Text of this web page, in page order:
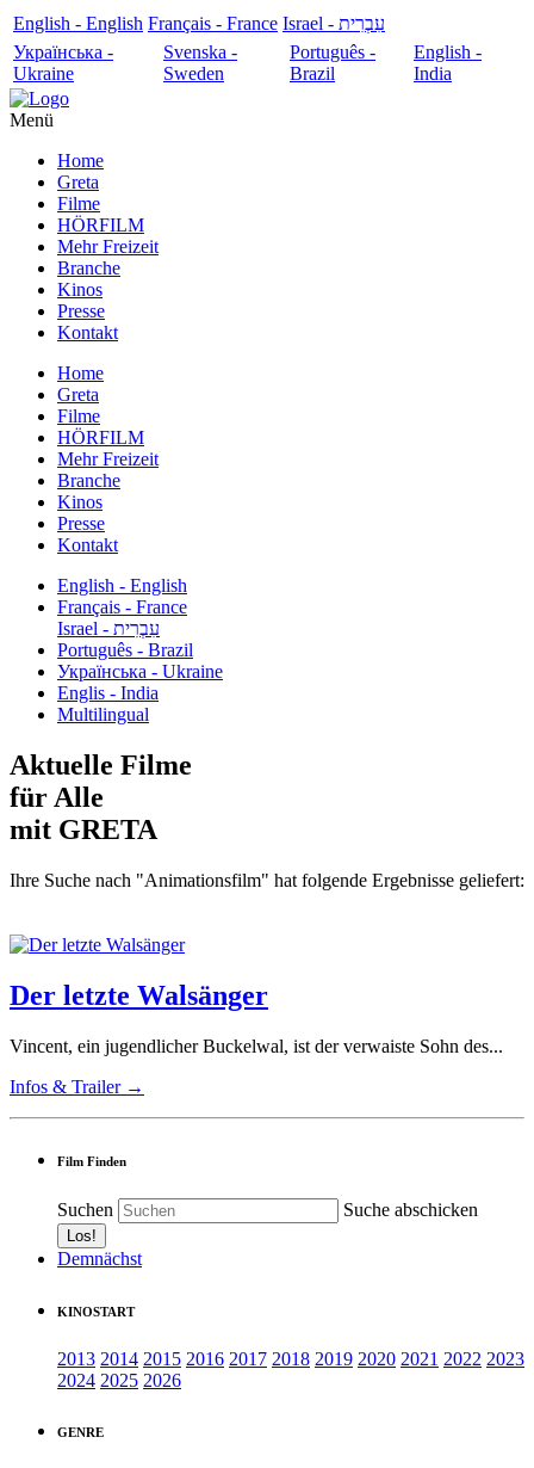
English - English Français - France
עִבְרִית - Israel
Українська -
Ukraine
Svenska -
Sweden
Português -
Brazil
English -
India
Menü
Home
Greta
Filme
HÖRFILM
Mehr Freizeit
Branche
Kinos
Presse
Kontakt
Home
Greta
Filme
HÖRFILM
Mehr Freizeit
Branche
Kinos
Presse
Kontakt
English - English
Français - France
עִבְרִית - Israel
Português - Brazil
Українська - Ukraine
Englis - India
Multilingual
Aktuelle Filme
für Alle
mit GRETA
Ihre Suche nach "Animationsfilm" hat folgende Ergebnisse geliefert:
Der letzte Walsänger
Vincent, ein jugendlicher Buckelwal, ist der verwaiste Sohn des...
Infos & Trailer →
Film Finden
Suchen Suche abschicken
Demnächst
KINOSTART
2013 2014 2015 2016 2017 2018 2019 2020 2021 2022 2023
2024 2025 2026
GENRE